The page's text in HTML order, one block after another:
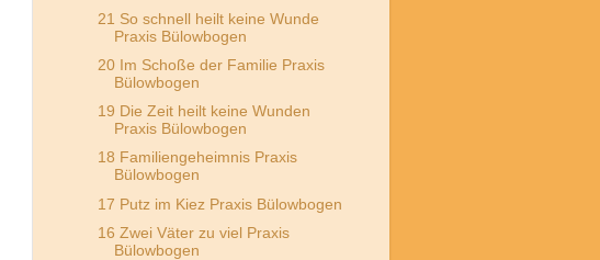
21 So schnell heilt keine Wunde
Praxis Bülowbogen
20 Im Schoße der Familie Praxis
Bülowbogen
19 Die Zeit heilt keine Wunden
Praxis Bülowbogen
18 Familiengeheimnis Praxis
Bülowbogen
17 Putz im Kiez Praxis Bülowbogen
16 Zwei Väter zu viel Praxis
Bülowbogen